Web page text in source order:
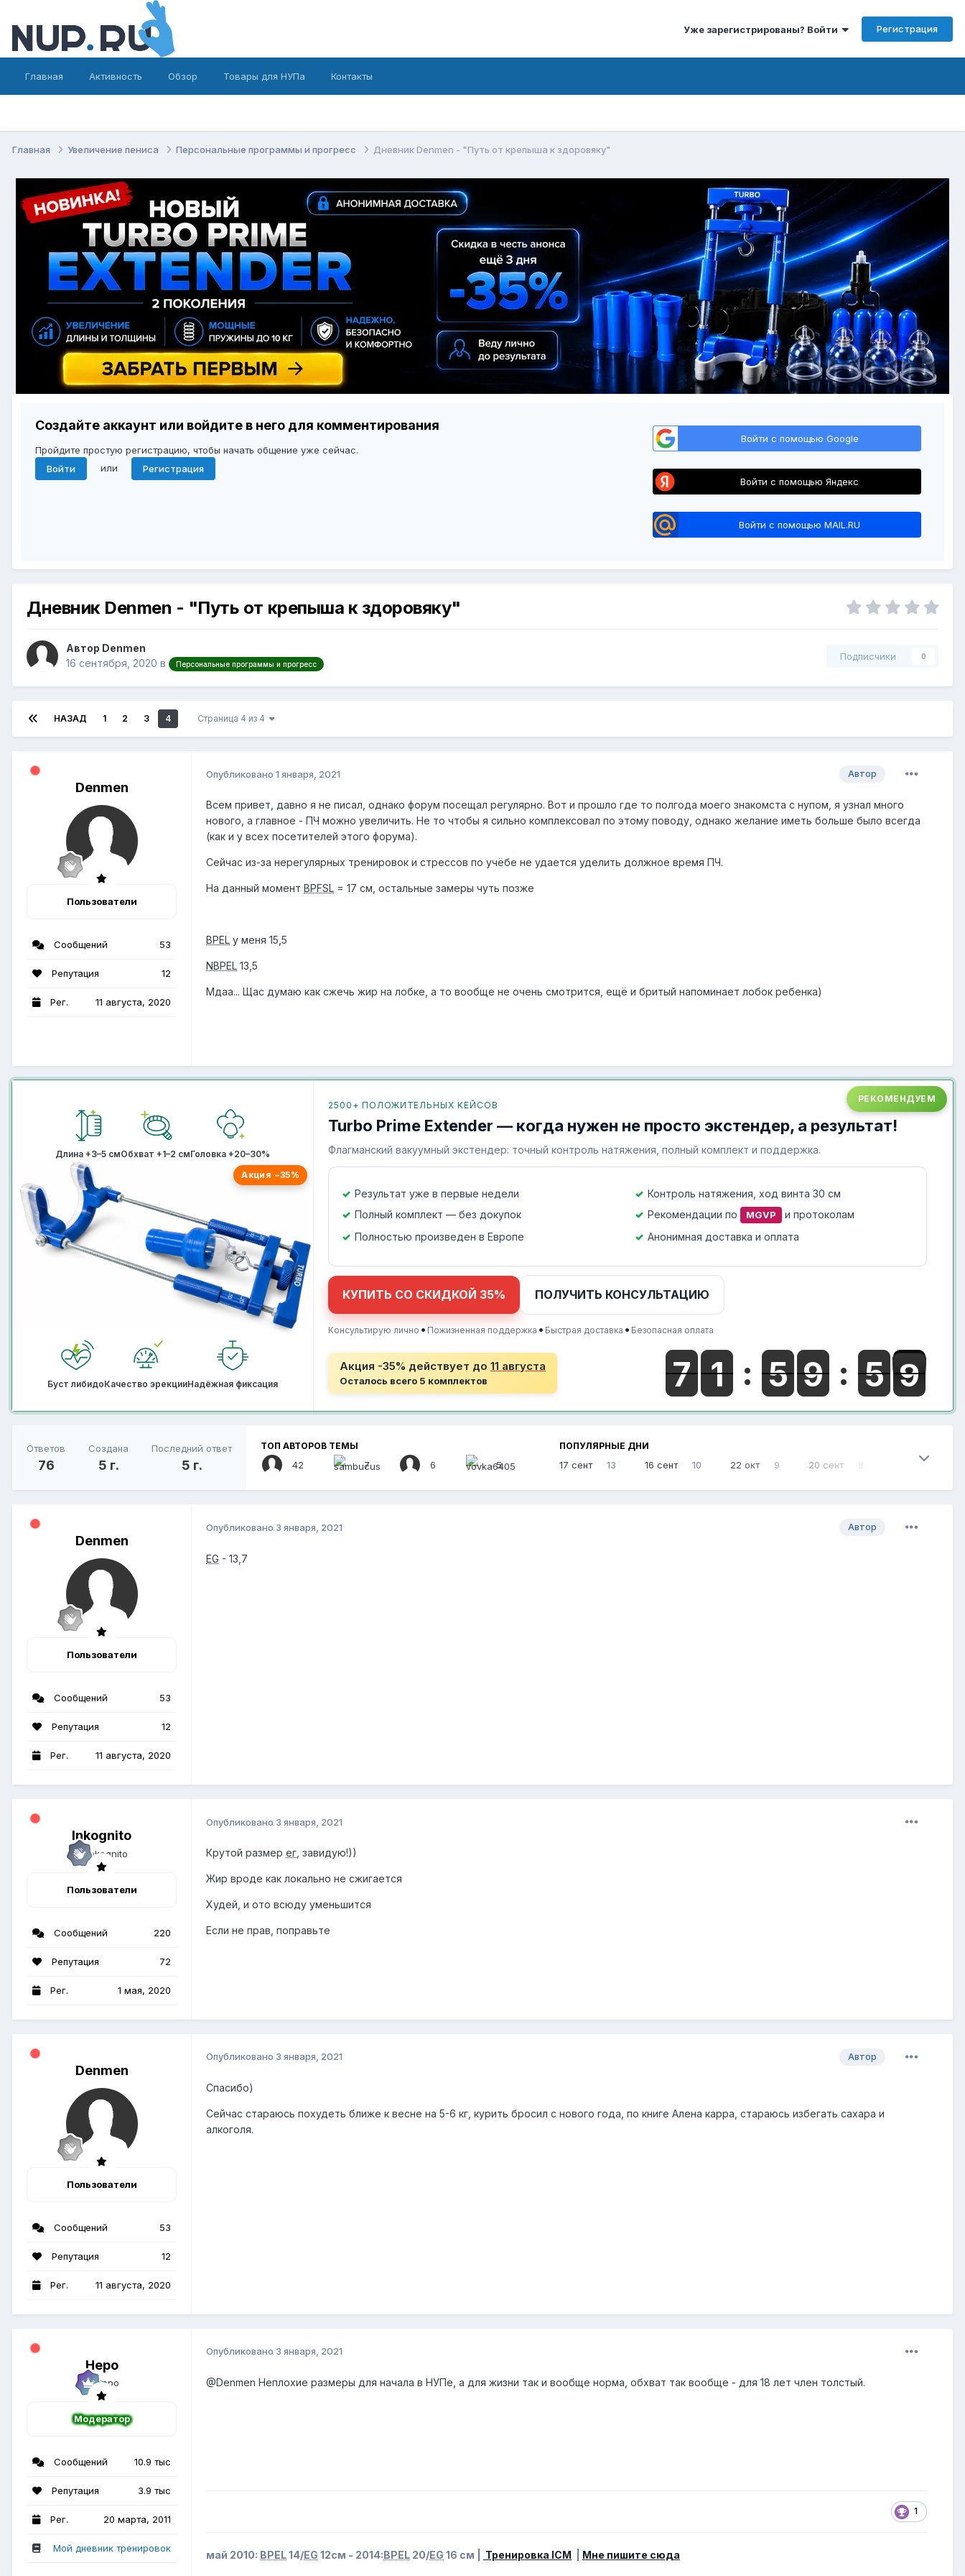
Уже зарегистрированы? Войти Регистрация
Главная Активность Обзор Товары для НУПа Контакты
Главная Увеличение пениса Персональные программы и прогресс Дневник Denmen - "Путь от крепыша к здоровяку"
Создайте аккаунт или войдите в него для комментирования
Пройдите простую регистрацию, чтобы начать общение уже сейчас.
Войти
или Регистрация
Войти с помощью Google
Войти с помощью Яндекс
Войти с помощью MAIL.RU
Дневник Denmen - "Путь от крепыша к здоровяку"
Автор Denmen
16 сентября, 2020 в Персональные программы и прогресс
Подписчики 0
НАЗАД 1 2 3 4 Страница 4 из 4
Denmen
Пользователи
Сообщений 53
Репутация 12
Рег. 11 августа, 2020
Автор
Опубликовано 1 января, 2021
Всем привет, давно я не писал, однако форум посещал регулярно. Вот и прошло где то полгода моего знакомста с нупом, я узнал много
нового, а главное - ПЧ можно увеличить. Не то чтобы я сильно комплексовал по этому поводу, однако желание иметь больше было всегда
(как и у всех посетителей этого форума).
Сейчас из-за нерегулярных тренировок и стрессов по учёбе не удается уделить должное время ПЧ.
На данный момент BPFSL = 17 см, остальные замеры чуть позже
BPEL у меня 15,5
NBPEL 13,5
Мдаа... Щас думаю как сжечь жир на лобке, а то вообще не очень смотрится, ещё и бритый напоминает лобок ребенка)
Длина +3–5 смОбхват +1–2 смГоловка +20–30%
Акция −35%
Буст либидоКачество эрекцииНадёжная фиксация
РЕКОМЕНДУЕМ
2500+ ПОЛОЖИТЕЛЬНЫХ КЕЙСОВ
Turbo Prime Extender — когда нужен не просто экстендер, а результат!
Флагманский вакуумный экстендер: точный контроль натяжения, полный комплект и поддержка.
Результат уже в первые недели
Контроль натяжения, ход винта 30 см
Полный комплект — без докупок
Рекомендации по MGVP
и протоколам
Полностью произведен в Европе
Анонимная доставка и оплата
КУПИТЬ СО СКИДКОЙ 35% ПОЛУЧИТЬ КОНСУЛЬТАЦИЮ
Консультирую лично • Пожизненная поддержка • Быстрая доставка • Безопасная оплата
Акция -35% действует до 11 августа
Осталось всего 5 комплектов
Ответов
76
Создана
5 г.
Последний ответ
5 г.
ТОП АВТОРОВ ТЕМЫ
42 7 6 5
ПОПУЛЯРНЫЕ ДНИ
17 сент 13 16 сент 10 22 окт 9 20 сент 8
Denmen
Пользователи
Сообщений 53
Репутация 12
Рег. 11 августа, 2020
Автор
Опубликовано 3 января, 2021
EG - 13,7
Inkognito
Пользователи
Сообщений 220
Репутация 72
Рег. 1 мая, 2020
Опубликовано 3 января, 2021
Крутой размер ег , завидую!))
Жир вроде как локально не сжигается
Худей, и ото всюду уменьшится
Если не прав, поправьте
Denmen
Пользователи
Сообщений 53
Репутация 12
Рег. 11 августа, 2020
Автор
Опубликовано 3 января, 2021
Спасибо)
Сейчас стараюсь похудеть ближе к весне на 5-6 кг, курить бросил с нового года, по книге Алена карра, стараюсь избегать сахара и
алкоголя.
Неро
Модератор
Сообщений 10.9 тыс
Репутация 3.9 тыс
Рег. 20 марта, 2011
Мой дневник тренировок
Опубликовано 3 января, 2021
@Denmen Неплохие размеры для начала в НУПе, а для жизни так и вообще норма, обхват так вообще - для 18 лет член толстый.
1
май 2010: BPEL14/EG 12см - 2014:BPEL 20/EG 16 см | Тренировка ICM Мне пишите сюда